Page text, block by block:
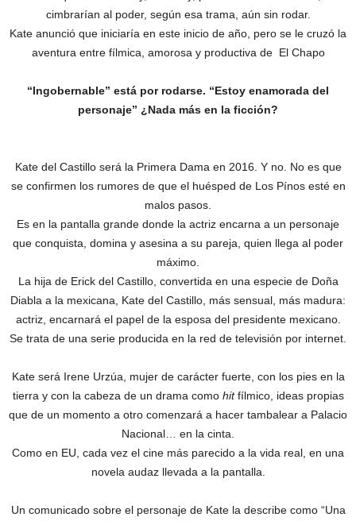
cimbrarían al poder, según esa trama, aún sin rodar.
Kate anunció que iniciaría en este inicio de año, pero se le cruzó la
aventura entre fílmica, amorosa y productiva de El Chapo
“Ingobernable” está por rodarse. “Estoy enamorada del
personaje” ¿Nada más en la ficción?
Kate del Castillo será la Primera Dama en 2016. Y no. No es que
se confirmen los rumores de que el huésped de Los Pínos esté en
malos pasos.
Es en la pantalla grande donde la actriz encarna a un personaje
que conquista, domina y asesina a su pareja, quien llega al poder
máximo.
La hija de Erick del Castillo, convertida en una especie de Doña
Diabla a la mexicana, Kate del Castillo, más sensual, más madura:
actriz, encarnará el papel de la esposa del presidente mexicano.
Se trata de una serie producida en la red de televisión por internet.
Kate será Irene Urzúa, mujer de carácter fuerte, con los pies en la
tierra y con la cabeza de un drama como hitfílmico, ideas propias
que de un momento a otro comenzará a hacer tambalear a Palacio
Nacional… en la cinta.
Como en EU, cada vez el cine más parecido a la vida real, en una
novela audaz llevada a la pantalla.
Un comunicado sobre el personaje de Kate la describe como “Una